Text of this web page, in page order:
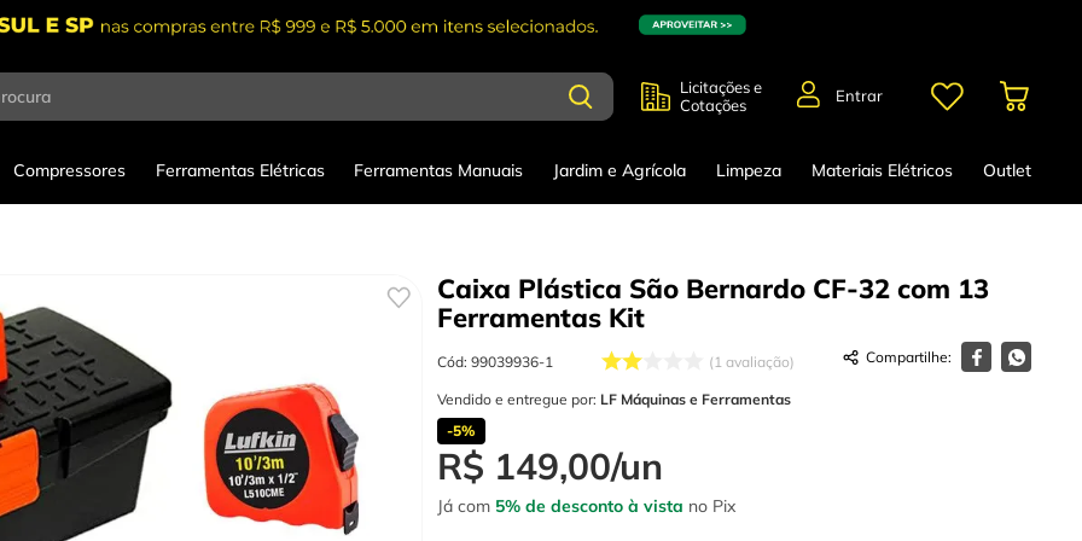
Licitações e
Cotações
Entrar
Compressores Ferramentas Elétricas Ferramentas Manuais Jardim e Agrícola Limpeza Materiais Elétricos Outlet
Caixa Plástica São Bernardo CF-32 com 13
Ferramentas Kit
Cód: 99039936-1 1 avaliação
Vendido e entregue por: LF Máquinas e Ferramentas
-5%
R$ 149,00/un
Já com 5% de desconto à vista no Pix